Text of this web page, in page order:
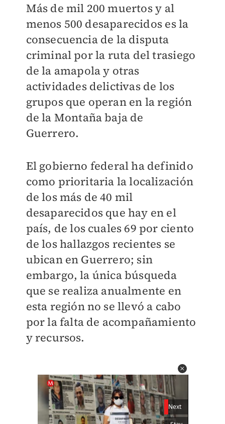
Más de mil 200 muertos y al
menos 500 desaparecidos es la
consecuencia de la disputa
criminal por la ruta del trasiego
de la amapola y otras
actividades delictivas de los
grupos que operan en la región
de la Montaña baja de
Guerrero.
El gobierno federal ha definido
como prioritaria la localización
de los más de 40 mil
desaparecidos que hay en el
país, de los cuales 69 por ciento
de los hallazgos recientes se
ubican en Guerrero; sin
embargo, la única búsqueda
que se realiza anualmente en
esta región no se llevó a cabo
por la falta de acompañamiento
y recursos.